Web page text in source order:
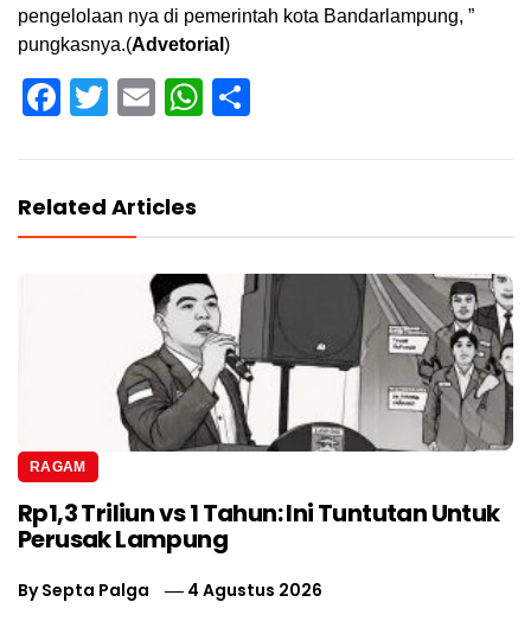
pengelolaan nya di pemerintah kota Bandarlampung, ”
pungkasnya.(Advetorial )
Facebook
Twitter
EmailWhatsApp
Related Articles
RAGAM
Rp1,3 Triliun vs 1 Tahun: Ini Tuntutan Untuk
Perusak Lampung
BySepta Palga 4 Agustus 2026